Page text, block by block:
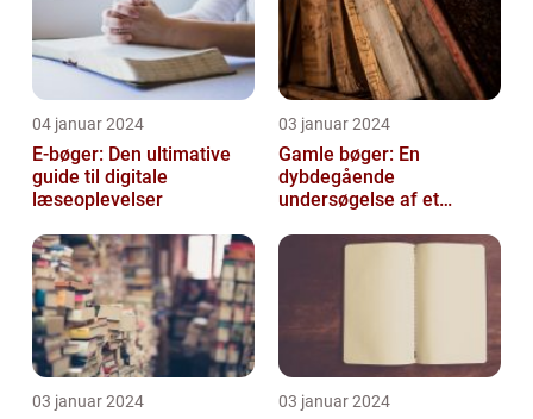
04 januar 2024
E-bøger: Den ultimative
guide til digitale
læseoplevelser
03 januar 2024
Gamle bøger: En
dybdegående
undersøgelse af et
03 januar 2024 03 januar 2024